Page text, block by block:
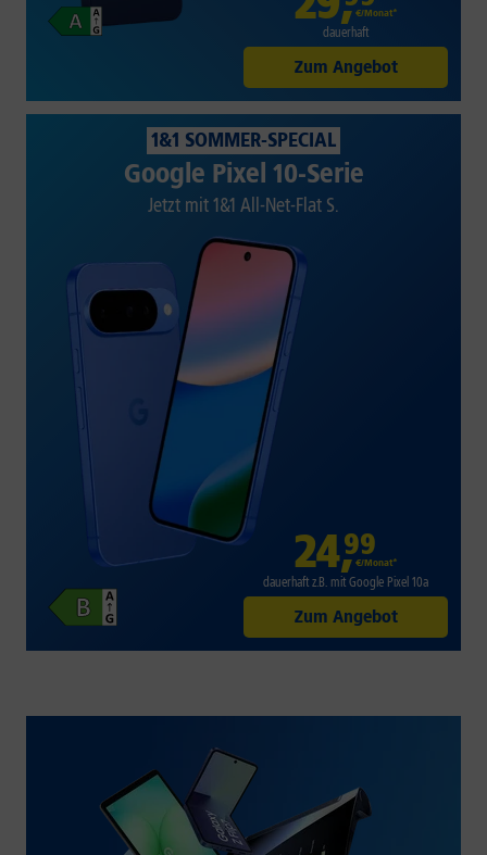
€/Monat*
dauerhaft
Zum Angebot
1&1 SOMMER-SPECIAL
Google Pixel 10-Serie
Jetzt mit 1&1 All-Net-Flat S.
24,99
€/Monat*
dauerhaft z.B. mit Google Pixel 10a
Zum Angebot